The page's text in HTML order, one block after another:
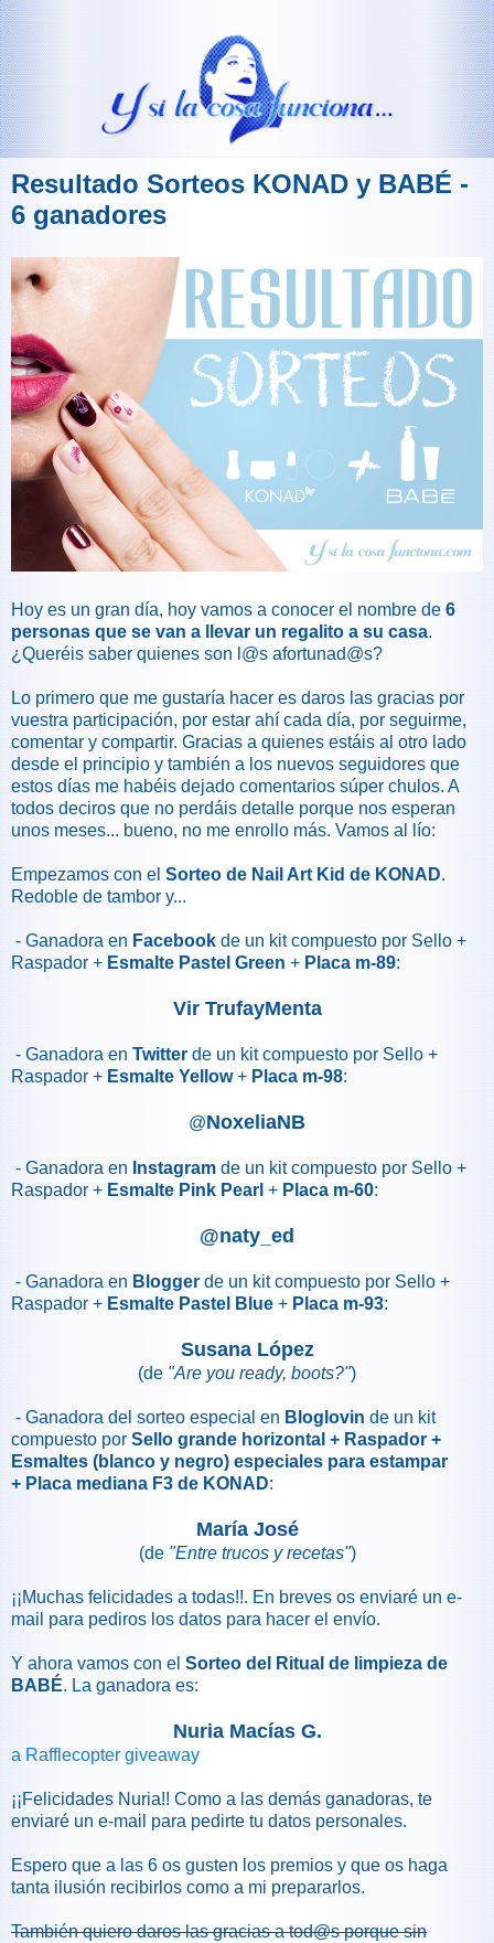
Resultado Sorteos KONAD y BABÉ -
6 ganadores
Hoy es un gran día, hoy vamos a conocer el nombre de 6
personas que se van a llevar un regalito a su casa.
¿Queréis saber quienes son l@s afortunad@s?
Lo primero que me gustaría hacer es daros las gracias por
vuestra participación, por estar ahí cada día, por seguirme,
comentar y compartir. Gracias a quienes estáis al otro lado
desde el principio y también a los nuevos seguidores que
estos días me habéis dejado comentarios súper chulos. A
todos deciros que no perdáis detalle porque nos esperan
unos meses... bueno, no me enrollo más. Vamos al lío:
Empezamos con el Sorteo de Nail Art Kid de KONAD.
Redoble de tambor y...
- Ganadora en Facebook de un kit compuesto por Sello +
Raspador + Esmalte Pastel Green + Placa m-89:
Vir TrufayMenta
- Ganadora en Twitter de un kit compuesto por Sello +
Raspador + Esmalte Yellow+ Placa m-98:
@NoxeliaNB
- Ganadora en Instagram de un kit compuesto por Sello +
Raspador + Esmalte Pink Pearl + Placa m-60:
@naty_ed
- Ganadora en Blogger de un kit compuesto por Sello +
Raspador + Esmalte Pastel Blue + Placa m-93:
Susana López
(de "Are you ready, boots?")
- Ganadora del sorteo especial en Bloglovin de un kit
compuesto por Sello grande horizontal + Raspador +
Esmaltes (blanco y negro) especiales para estampar
+ Placa mediana F3 de KONAD:
María José
(de "Entre trucos y recetas")
¡¡Muchas felicidades a todas!!. En breves os enviaré un e-
mail para pediros los datos para hacer el envío.
Y ahora vamos con el Sorteo del Ritual de limpieza de
BABÉ. La ganadora es:
Nuria Macías G.
a Rafflecopter giveaway
¡¡Felicidades Nuria!! Como a las demás ganadoras, te
enviaré un e-mail para pedirte tu datos personales.
Espero que a las 6 os gusten los premios y que os haga
tanta ilusión recibirlos como a mi prepararlos.
También quiero daros las gracias a tod@s porque sin